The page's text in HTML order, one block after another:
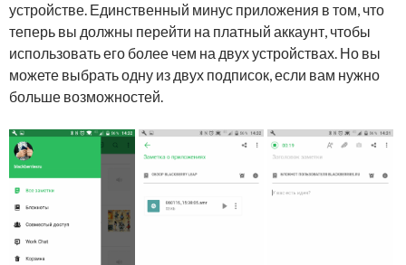
устройстве. Единственный минус приложения в том, что
теперь вы должны перейти на платный аккаунт, чтобы
использовать его более чем на двух устройствах. Но вы
можете выбрать одну из двух подписок, если вам нужно
больше возможностей.